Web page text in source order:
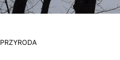
PRZYRODA